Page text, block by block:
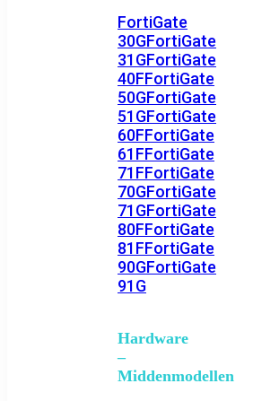
FortiGate
30GFortiGate
31GFortiGate
40FFortiGate
50GFortiGate
51GFortiGate
60FFortiGate
61FFortiGate
71FFortiGate
70GFortiGate
71GFortiGate
80FFortiGate
81FFortiGate
90GFortiGate
91G
Hardware
–
Middenmodellen